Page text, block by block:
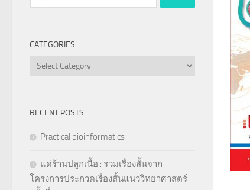
for:
CATEGORIES
Categories
RECENT POSTS
Practical bioinformatics
แด่ร้านปลูกเนื้อ : รวมเรื่องสั้นจาก
โครงการประกวดเรื่องสั้นแนววิทยาศาสตร์